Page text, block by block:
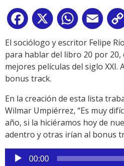
Facebook
X WhatsApp
Email
El sociólogo y escritor Felipe
para hablar del libro 20 por 20,
mejores películas del siglo XXI.
bonus track.
En la creación de esta lista
Wilmar Umpiérrez, “Es muy
año, si la hiciéramos hoy de
adentro y otras irían al bonus
Reproductor
00:00